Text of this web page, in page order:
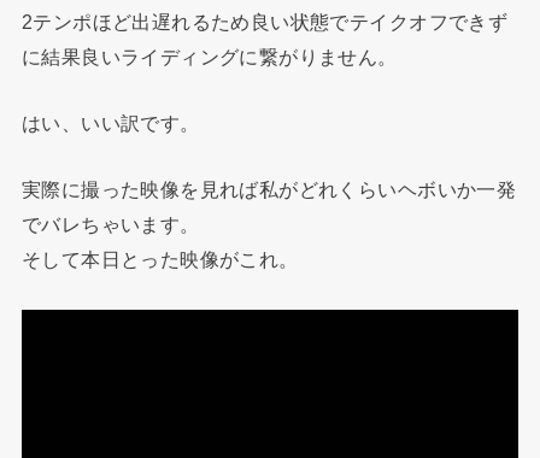
2テンポほど出遅れるため良い状態でテイクオフできず
に結果良いライディングに繋がりません。
はい、いい訳です。
実際に撮った映像を見れば私がどれくらいヘボいか一発
でバレちゃいます。
そして本日とった映像がこれ。